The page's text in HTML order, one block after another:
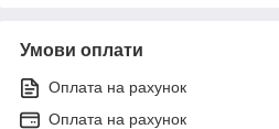
Умови оплати
Оплата на рахунок
Оплата на рахунок